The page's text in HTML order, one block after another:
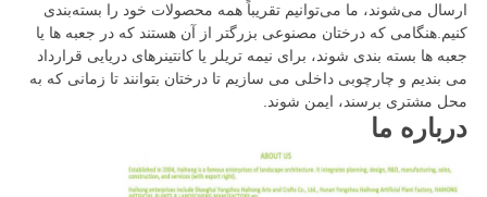
ارسال می‌شوند، ما می‌توانیم تقریباً همه محصولات خود را بسته‌بندی
کنیم.هنگامی که درختان مصنوعی بزرگتر از آن هستند که در جعبه ها یا
جعبه ها بسته بندی شوند، برای نیمه تریلر یا کانتینرهای دریایی قرارداد
می بندیم و چارچوبی داخلی می سازیم تا درختان بتوانند تا زمانی که به
محل مشتری برسند، ایمن شوند.
درباره ما